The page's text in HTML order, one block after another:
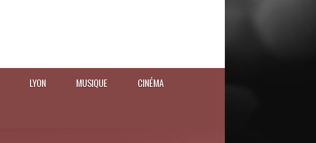
LYON MUSIQUE CINÉMA